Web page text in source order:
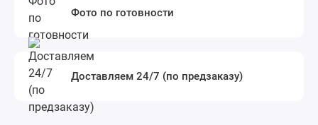
Фото по готовности
Доставляем 24/7 (по предзаказу)